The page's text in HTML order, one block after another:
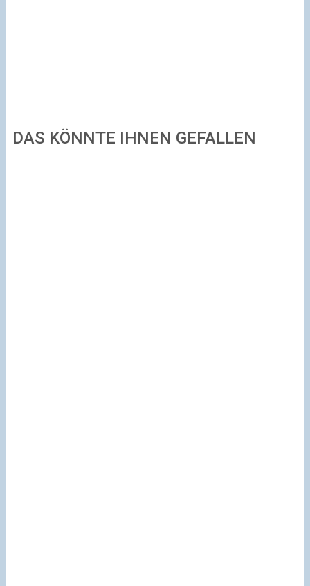
DAS KÖNNTE IHNEN GEFALLEN